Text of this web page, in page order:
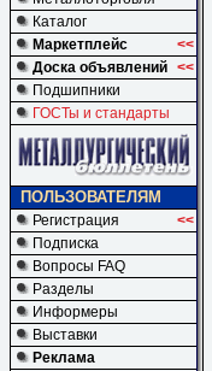
Каталог
Маркетплейс
<<
Доска объявлений <<
Подшипники
ГОСТы и стандарты
ПОЛЬЗОВАТЕЛЯМ
Регистрация
<<
Подписка
Вопросы FAQ
Разделы
Информеры
Выставки
Реклама